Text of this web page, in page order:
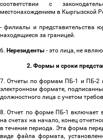
соответствии с
местонахождением в Кыргызской
- филиалы и представительства
находящиеся за границей.
6. Нерезиденты - это лица, не
2. Формы и сроки
7. Отчеты по формам ПБ-1 и ПБ-2
электронном формате,
должностного лица с учетом
8. Отчет по форме ПБ-1 включает
на счетах на начало, конец
в течение периода. Эта форма
виде файла формата,